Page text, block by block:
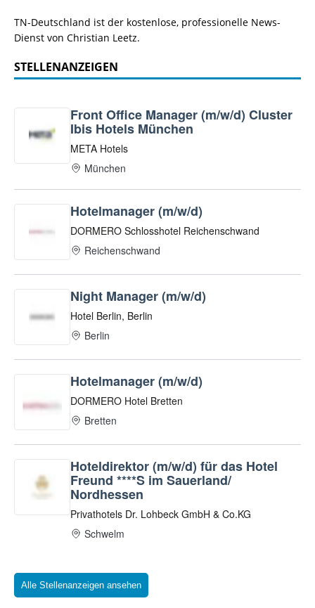
TN-Deutschland ist der kostenlose, professionelle News-
Dienst von Christian Leetz.
STELLENANZEIGEN
Alle Stellenanzeigen ansehen